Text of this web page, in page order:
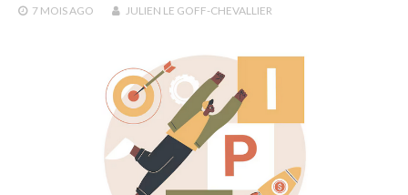
7 MOISAGO JULIEN LE GOFF-CHEVALLIER